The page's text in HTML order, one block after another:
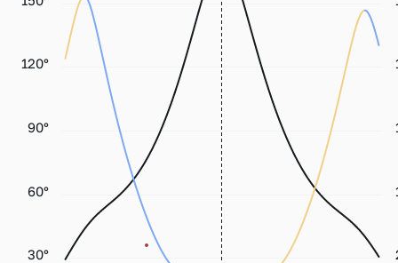
30°
60°
90°
120°